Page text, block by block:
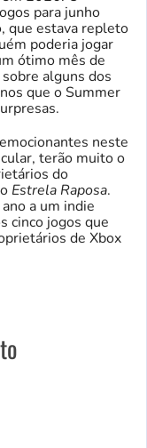
para junho
que estava repleto
poderia jogar
ótimo mês de
alguns dos
que o Summer
neste
terão muito o
do
Estrela Raposa.
a um indie
cinco jogos que
de Xbox